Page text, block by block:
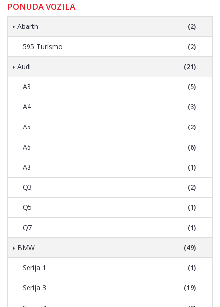
PONUDA VOZILA
Abarth (2)
595 Turismo (2)
Audi (21)
A3 (5)
A4 (3)
A5 (2)
A6 (6)
A8 (1)
Q3 (2)
Q5 (1)
Q7 (1)
BMW (49)
Serija 1 (1)
Serija 3 (19)